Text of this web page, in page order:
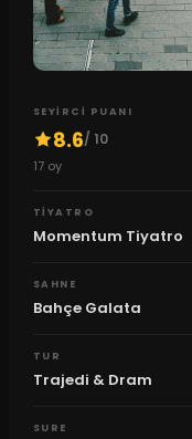
SEYIRCI PUANI
8.6/ 10
17oy
TIYATRO
Momentum Tiyatro
SAHNE
Bahçe Galata
TUR
Trajedi & Dram
SURE